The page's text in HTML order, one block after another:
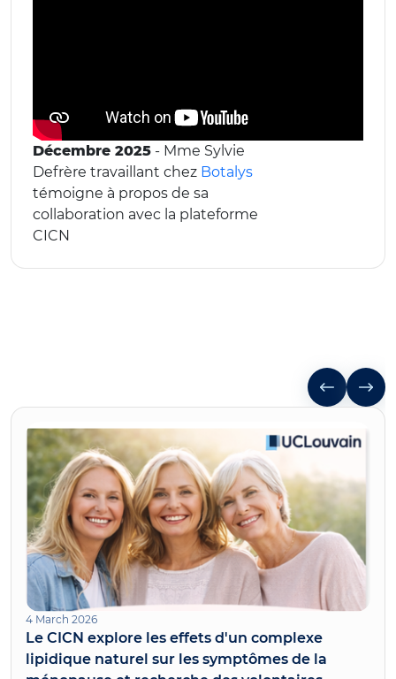
Décembre 2025 - Mme Sylvie
Defrère travaillant chez Botalys
témoigne à propos de sa
collaboration avec la plateforme
CICN
4 March 2026
Le CICN explore les effets d'un complexe
lipidique naturel sur les symptômes de la